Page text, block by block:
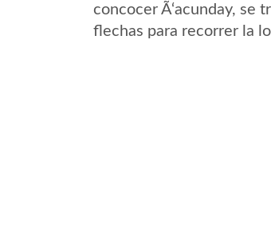
concocer Ã‘acunday, se
flechas para recorrer la